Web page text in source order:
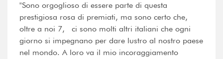
"Sono orgoglioso di essere parte di questa
prestigiosa rosa di premiati, ma sono certo che,
oltre a noi 7, ci sono molti altri italiani che ogni
giorno si impegnano per dare lustro al nostro paese
nel mondo. A loro va il mio incoraggiamento